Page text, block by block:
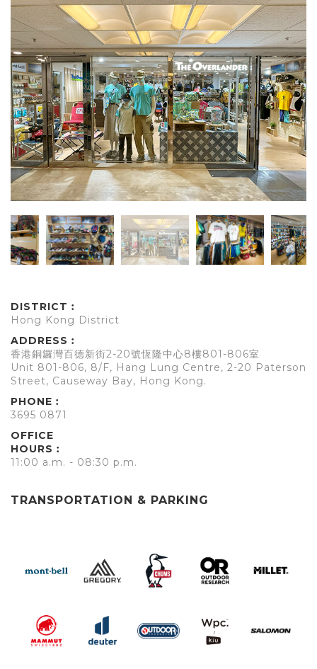
DISTRICT︰
Hong Kong District
ADDRESS︰
香港銅鑼灣百德新街2-20號恆隆中心8樓801-806室
Unit 801-806, 8/F, Hang Lung Centre, 2-20 Paterson
Street, Causeway Bay, Hong Kong.
PHONE︰
3695 0871
OFFICE
HOURS︰
11:00 a.m. - 08:30 p.m.
TRANSPORTATION & PARKING